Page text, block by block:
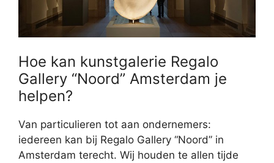
Hoe kan kunstgalerie Regalo
Gallery “Noord” Amsterdam je
helpen?
Van particulieren tot aan ondernemers:
iedereen kan bij Regalo Gallery “Noord” in
Amsterdam terecht. Wij houden te allen tijde